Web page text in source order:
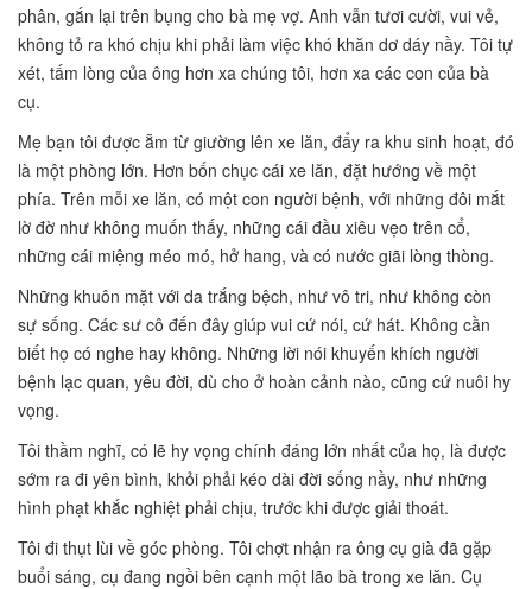
phân, gắn lại trên bụng cho bà mẹ vợ. Anh vẫn tươi cười, vui vẻ,
không tỏ ra khó chịu khi phải làm việc khó khăn dơ dáy nầy. Tôi tự
xét, tấm lòng của ông hơn xa chúng tôi, hơn xa các con của bà
cụ.
Mẹ bạn tôi được ẵm từ giường lên xe lăn, đẩy ra khu sinh hoạt, đó
là một phòng lớn. Hơn bốn chục cái xe lăn, đặt hướng về một
phía. Trên mỗi xe lăn, có một con người bệnh, với những đôi mắt
lờ đờ như không muốn thấy, những cái đầu xiêu vẹo trên cổ,
những cái miệng méo mó, hở hang, và có nước giãi lòng thòng.
Những khuôn mặt với da trắng bệch, như vô tri, như không còn
sự sống. Các sư cô đến đây giúp vui cứ nói, cứ hát. Không cần
biết họ có nghe hay không. Những lời nói khuyến khích người
bệnh lạc quan, yêu đời, dù cho ở hoàn cảnh nào, cũng cứ nuôi hy
vọng.
Tôi thầm nghĩ, có lẽ hy vọng chính đáng lớn nhất của họ, là được
sớm ra đi yên bình, khỏi phải kéo dài đời sống nầy, như những
hình phạt khắc nghiệt phải chịu, trước khi được giải thoát.
Tôi đi thụt lùi về góc phòng. Tôi chợt nhận ra ông cụ già đã gặp
buổi sáng, cụ đang ngồi bên cạnh một lão bà trong xe lăn. Cụ